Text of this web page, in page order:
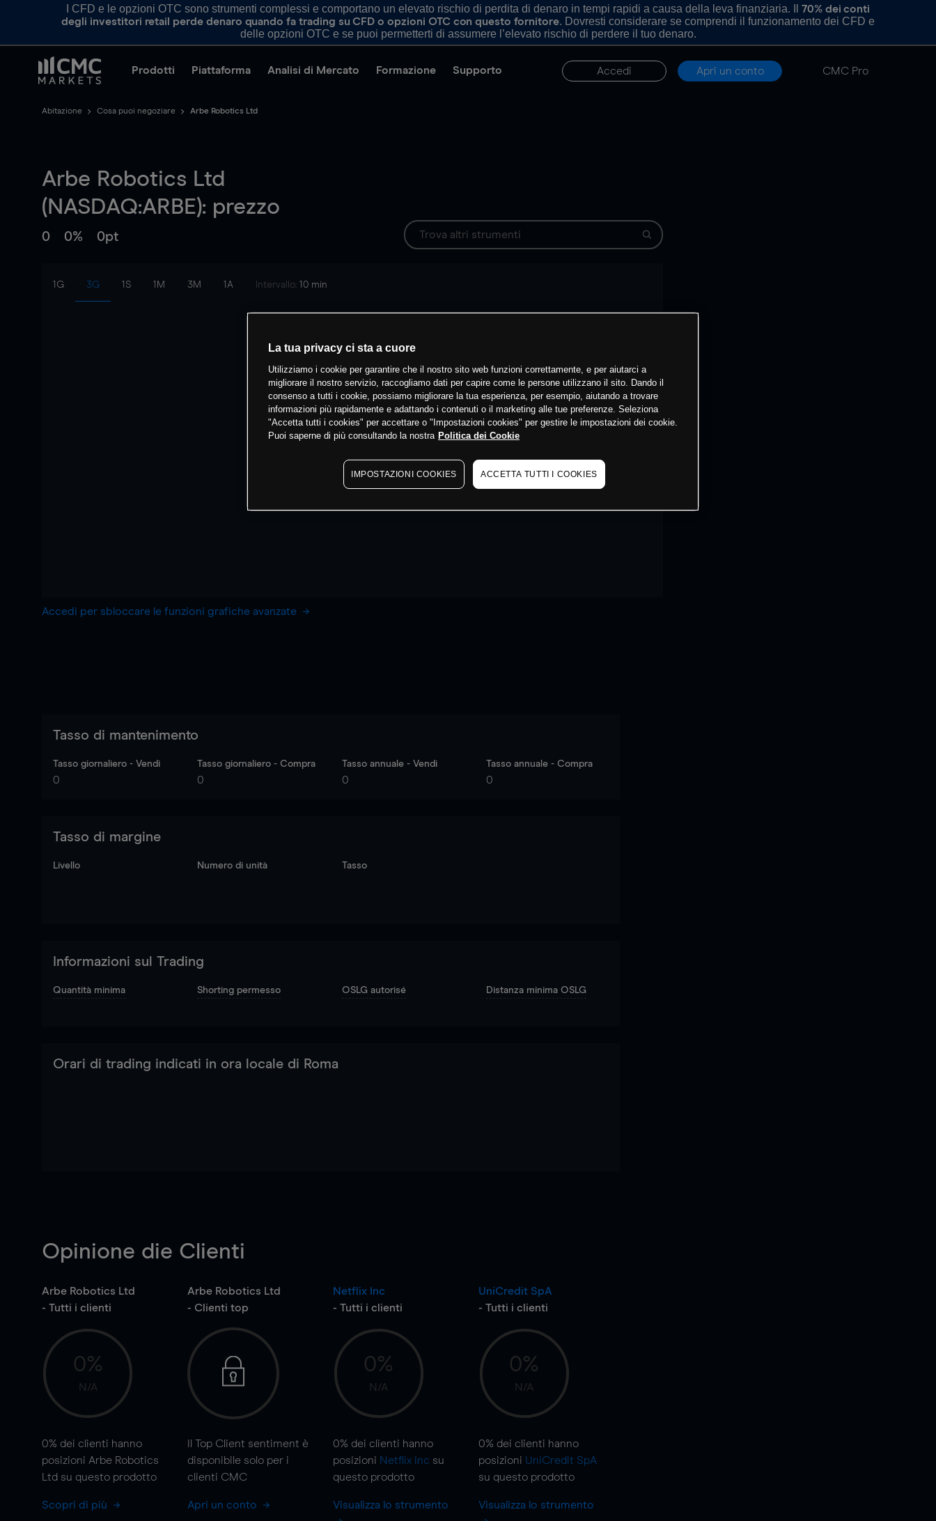
I CFD e le opzioni OTC sono strumenti complessi e comportano un elevato rischio di perdita di denaro in tempi rapidi a causa della leva finanziaria. Il 70% dei conti
degli investitori retail perde denaro quando fa trading su CFD o opzioni OTC con questo fornitore. Dovresti considerare se comprendi il funzionamento dei CFD e
delle opzioni OTC e se puoi permetterti di assumere l’elevato rischio di perdere il tuo denaro.
Prodotti Piattaforma Analisi di Mercato Formazione Supporto Accedi Apri un conto CMC Pro
Abitazione Cosa puoi negoziare Arbe Robotics Ltd
Arbe Robotics Ltd
(NASDAQ:ARBE): prezzo
0 0% 0pt
1G 3G 1S 1M 3M 1A Intervallo: 10 min
Accedi per sbloccare le funzioni grafiche avanzate
Tasso di mantenimento
Tasso giornaliero - Vendi
0
Tasso giornaliero - Compra
0
Tasso annuale - Vendi
0
Tasso annuale - Compra
0
Tasso di margine
Livello Numero di unità Tasso
Informazioni sul Trading
Quantità minima Shorting permesso OSLG autorisé Distanza minima OSLG
Orari di trading indicati in ora locale di Roma
Opinione die Clienti
Arbe Robotics Ltd
- Tutti i clienti
0%
N/A
0% dei clienti hanno
posizioni Arbe Robotics
Ltd su questo prodotto
Scopri di più
Arbe Robotics Ltd
- Clienti top
Il Top Client sentiment è
disponibile solo per i
clienti CMC
Apri un conto
Netflix Inc
- Tutti i clienti
0%
N/A
0% dei clienti hanno
posizioni Netflix Inc su
questo prodotto
Visualizza lo strumento
UniCredit SpA
- Tutti i clienti
0%
N/A
0% dei clienti hanno
posizioni UniCredit SpA
su questo prodotto
Visualizza lo strumento
La tua privacy ci sta a cuore
Utilizziamo i cookie per garantire che il nostro sito web funzioni correttamente, e per aiutarci a
migliorare il nostro servizio, raccogliamo dati per capire come le persone utilizzano il sito. Dando il
consenso a tutti i cookie, possiamo migliorare la tua esperienza, per esempio, aiutando a trovare
informazioni più rapidamente e adattando i contenuti o il marketing alle tue preferenze. Seleziona
"Accetta tutti i cookies" per accettare o "Impostazioni cookies" per gestire le impostazioni dei cookie.
Puoi saperne di più consultando la nostra Politica dei Cookie
IMPOSTAZIONI COOKIES ACCETTA TUTTI I COOKIES